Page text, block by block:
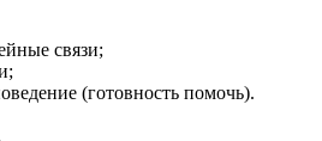
связи;
(готовность помочь).